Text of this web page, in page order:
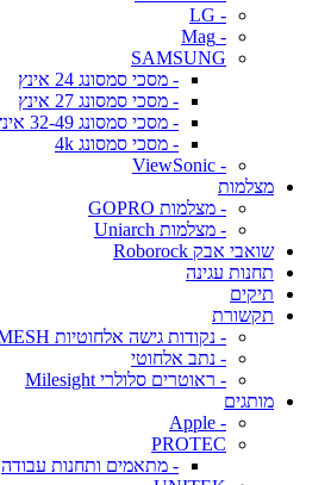
- LG
- Mag
SAMSUNG
- מסכי סמסונג 24 אינץ
- מסכי סמסונג 27 אינץ
- מסכי סמסונג 32-49 אינץ
- מסכי סמסונג 4k
- ViewSonic
מצלמות
- מצלמות GOPRO
- מצלמות Uniarch
שואבי אבק Roborock
תחנות עגינה
תיקים
תקשורת
- נקודות גישה אלחוטיות MESH
- נתב אלחוטי
- ראוטרים סלולרי Milesight
מותגים
- Apple
PROTEC
- מתאמים ותחנות עבודה